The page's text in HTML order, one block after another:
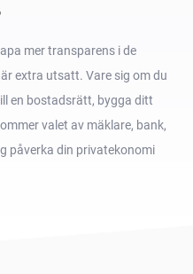
mer transparens i de
extra utsatt. Vare sig om du
en bostadsrätt, bygga ditt
valet av mäklare, bank,
påverka din privatekonomi